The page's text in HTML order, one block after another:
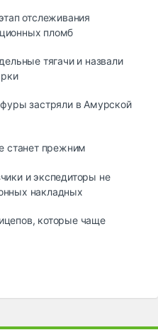
отслеживания
пломб
тягачи и назвали
застряли в Амурской
станет прежним
и экспедиторы не
накладных
которые чаще